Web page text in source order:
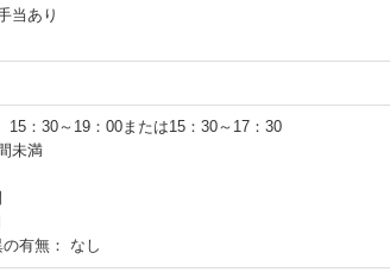
当あり
：30～19：00または15：30～17：30
未満
有無： なし